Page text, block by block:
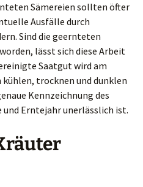
Sämereien sollten öfter
Ausfälle durch
Sind die geernteten
lässt sich diese Arbeit
Saatgut wird am
kühlen, trocknen und dunklen
Kennzeichnung des
Erntejahr unerlässlich ist.